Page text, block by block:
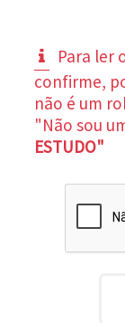
Para ler
confirme,
não é um
"Não sou
ESTUDO"